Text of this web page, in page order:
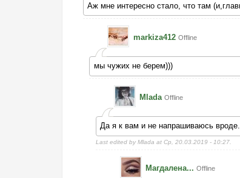
Аж мне интересно стало, что там
markiza412 Offline
мы чужих не берем)))
Mlada Offline
Да я к вам и не напрашиваюсь вроде.
Last edited by Mlada at Ср, 20.03.2019 - 10:27.
Магдалена... Offline